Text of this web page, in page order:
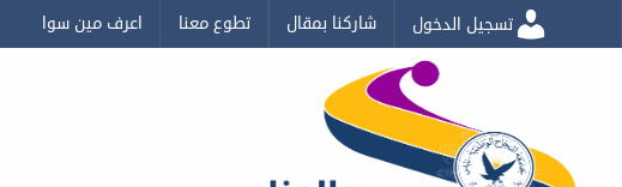
تسجيل الدخول شاركنا بمقال تطوع معنا اعرف مين سوا